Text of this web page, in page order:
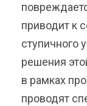
приводит к
ступичного
решения
в рамках
проводят